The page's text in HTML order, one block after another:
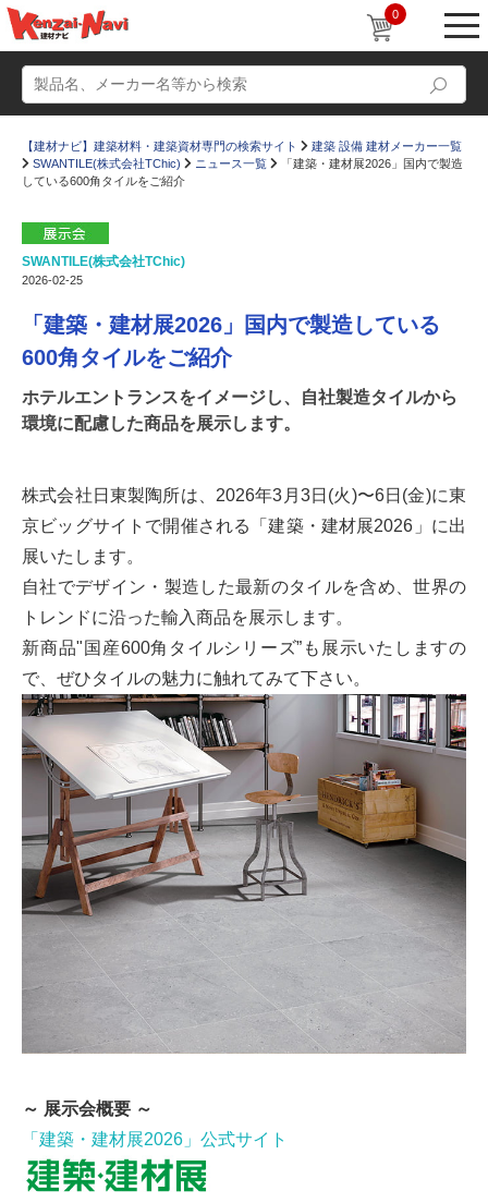
0
動画
かたなび コラム
すまいリング
Q＆A 販売・施工代理店募集
お気に入り
【建材ナビ】建築材料・建築資材専門の検索サイト
建築 設備 建材メーカー一覧
SWANTILE(株式会社TChic)
ニュース一覧
「建築・建材展2026」国内で製造
している600角タイルをご紹介
SWANTILE(株式会社TChic)
2026-02-25
「建築・建材展2026」国内で製造している
600角タイルをご紹介
ホテルエントランスをイメージし、自社製造タイルから
環境に配慮した商品を展示します。
株式会社日東製陶所は、2026年3月3日(火)〜6日(金)に東
京ビッグサイトで開催される「建築・建材展2026」に出
展いたします。
自社でデザイン・製造した最新のタイルを含め、世界の
トレンドに沿った輸入商品を展示します。
新商品"国産600角タイルシリーズ”も展示いたしますの
で、ぜひタイルの魅力に触れてみて下さい。
～ 展示会概要 ～
「建築・建材展2026」公式サイト